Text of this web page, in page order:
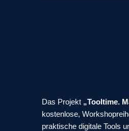
Das Projekt „Tooltime.
kostenlose,
praktische digitale Tools